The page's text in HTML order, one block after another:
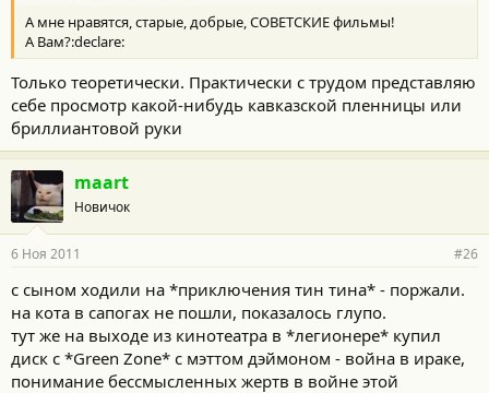
А мне нравятся, старые, добрые, СОВЕТСКИЕ фильмы!
А Вам?:declare:
Только теоретически. Практически с трудом представляю
себе просмотр какой-нибудь кавказской пленницы или
бриллиантовой руки
maart
Новичок
6 Ноя 2011 #26
с сыном ходили на *приключения тин тина* - поржали.
на кота в сапогах не пошли, показалось глупо.
тут же на выходе из кинотеатра в *легионере* купил
диск с *Green Zone* с мэттом дэймоном - война в ираке,
понимание бессмысленных жертв в войне этой